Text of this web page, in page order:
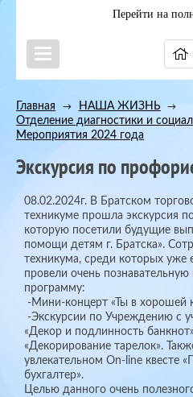
Перейти на
Главная → НАША ЖИЗНЬ →
Отделение диагностики и
Мероприятия 2024 года
Экскурсия по
08.02.2024г. В Братском
техникуме прошла экскурсия
которую посетили будущие
помощи детям г. Братска».
техникума, среди которых уже
провели очень
программу:
-Мини-концерт «Ты в хорошей
-Экскурсии по Учреждению с
«Декор и подлинность
«Декорирование тарелок».
увлекательном On-line квесте
бухгалтер».
Целью данного очень